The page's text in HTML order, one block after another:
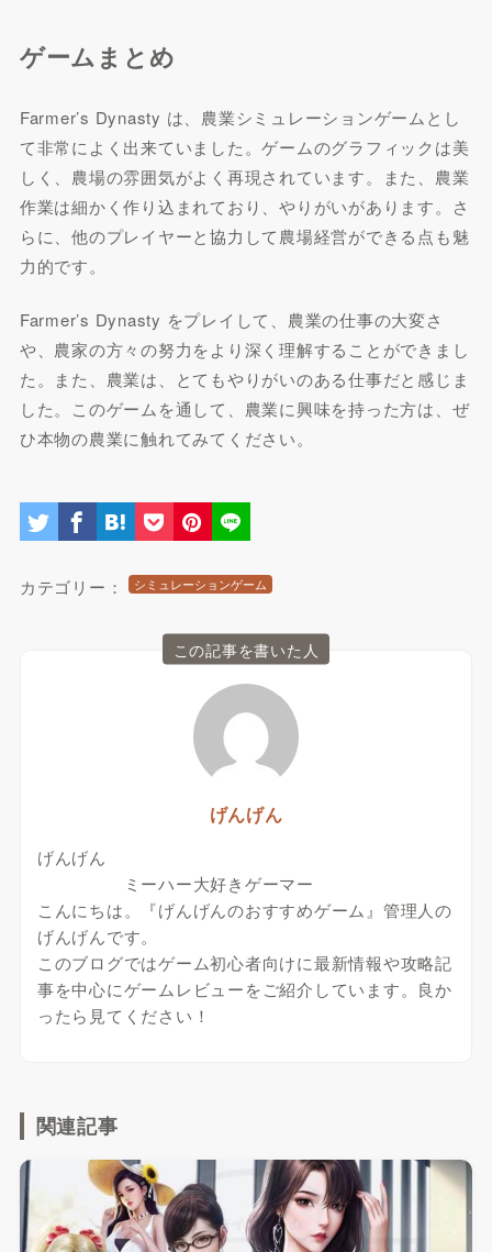
ゲームまとめ
Farmer’s Dynasty は、農業シミュレーションゲームとし
て非常によく出来ていました。ゲームのグラフィックは美
しく、農場の雰囲気がよく再現されています。また、農業
作業は細かく作り込まれており、やりがいがあります。さ
らに、他のプレイヤーと協力して農場経営ができる点も魅
力的です。
Farmer’s Dynasty をプレイして、農業の仕事の大変さ
や、農家の方々の努力をより深く理解することができまし
た。また、農業は、とてもやりがいのある仕事だと感じま
した。このゲームを通して、農業に興味を持った方は、ぜ
ひ本物の農業に触れてみてください。
カテゴリー： シミュレーションゲーム
この記事を書いた人
げんげん
げんげん
ミーハー大好きゲーマー
こんにちは。『げんげんのおすすめゲーム』管理人の
げんげんです。
このブログではゲーム初心者向けに最新情報や攻略記
事を中心にゲームレビューをご紹介しています。良か
ったら見てください！
関連記事